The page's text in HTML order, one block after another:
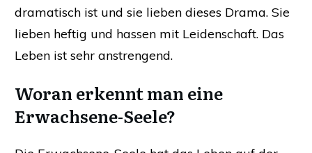
dramatisch ist und sie lieben dieses Drama. Sie
lieben heftig und hassen mit Leidenschaft. Das
Leben ist sehr anstrengend.
Woran erkennt man eine
Erwachsene-Seele?